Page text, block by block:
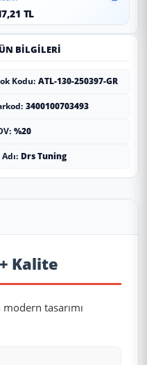
TL
BILGILERI
Kodu: ATL-130-250397-GR
3400100703493
%20
Adı: Drs Tuning
Kalite
tasarımı